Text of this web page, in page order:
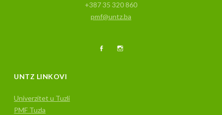
+387 35 320 860
pmf@untz.ba
UNTZ LINKOVI
Univerzitet u Tuzli
PMF Tuzla